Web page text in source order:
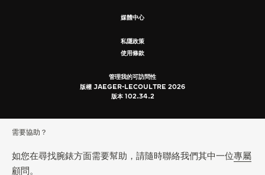
媒體中心
私隱政策
使用條款
管理我的可訪問性
版權 JAEGER-LECOULTRE 2026
版本 102.34.2
需要協助？
如您在尋找腕錶方面需要幫助，請隨時聯絡我們其中一位專屬
顧問。